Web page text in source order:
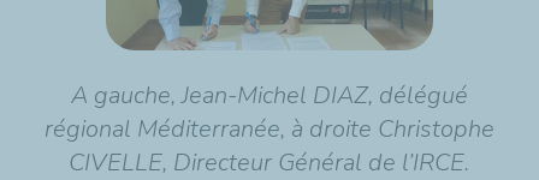
A gauche, Jean-Michel DIAZ, délégué
régional Méditerranée, à droite Christophe
CIVELLE, Directeur Général de l’IRCE.